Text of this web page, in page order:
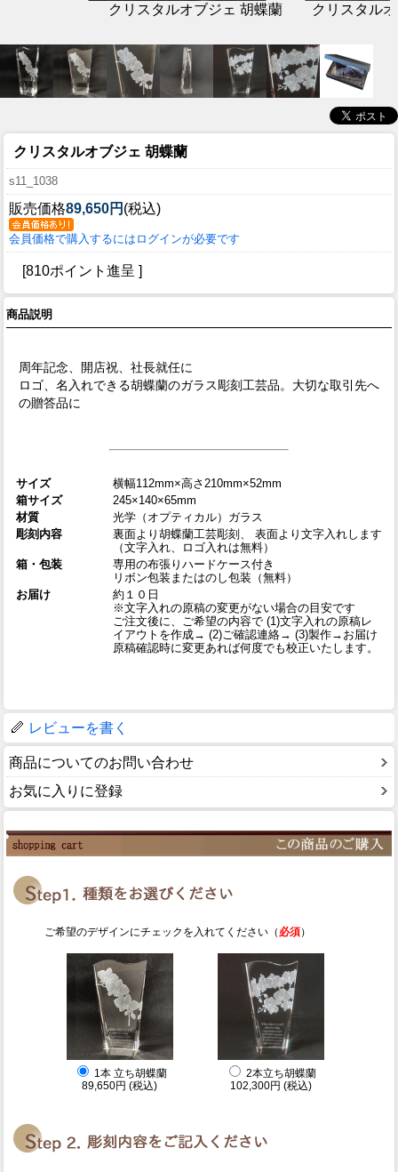
クリスタルオブジェ 胡蝶蘭
クリスタル
クリスタルオブジェ 胡蝶蘭
s11_1038
販売価格89,650円 (税込)
会員価格で購入するにはログインが必要です
[810ポイント進呈 ]
商品説明
周年記念、開店祝、社長就任に
ロゴ、名入れできる胡蝶蘭のガラス彫刻工芸品。大切な取引先へ
の贈答品に
サイズ
横幅112mm×高さ210mm×52mm
箱サイズ
245×140×65mm
材質
光学（オプティカル）ガラス
彫刻内容
裏面より胡蝶蘭工芸彫刻、 表面より文字入れします
（文字入れ、ロゴ入れは無料）
箱・包装
専用の布張りハードケース付き
リボン包装またはのし包装（無料）
お届け
約１０日
※文字入れの原稿の変更がない場合の目安です
ご注文後に、ご希望の内容で (1)文字入れの原稿レ
イアウトを作成→ (2)ご確認連絡→ (3)製作→お届け
原稿確認時に変更あれば何度でも校正いたします。
レビューを書く
商品についてのお問い合わせ
お気に入りに登録
ご希望のデザインにチェックを入れてください（ 必須）
1本 立ち胡蝶蘭
89,650円 (税込)
2本立ち胡蝶蘭
102,300円 (税込)